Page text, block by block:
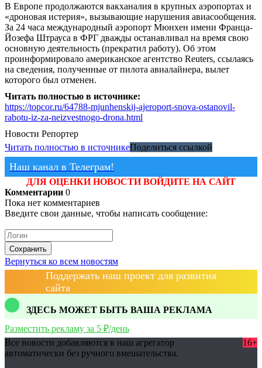
В Европе продолжаются вакханалия в крупных аэропортах и
«дроновая истерия», вызывающие нарушения авиасообщения.
За 24 часа международный аэропорт Мюнхен имени Франца-
Йозефа Штрауса в ФРГ дважды останавливал на время свою
основную деятельность (прекратил работу). Об этом
проинформировало американское агентство Reuters, ссылаясь
на сведения, полученные от пилота авиалайнера, вылет
которого был отменен.
Читать полностью в источнике:
https://topcor.ru/64788-mjunhenskij-ajeroport-snova-ostanovil-
rabotu-iz-za-neizvestnogo-drona.html
Новости Репортер
Читать полностью в источникеПоделиться ссылкой
Наш канал в Телеграм!
ДЛЯ ОЦЕНКИ НОВОСТИ ВОЙДИТЕ НА САЙТ
Комментарии 0
Пока нет комментариев
Введите свои данные, чтобы написать сообщение:
Сохранить
Вернуться ко всем новостям
Поддержать наш проект для развития
сайта
ЗДЕСЬ МОЖЕТ БЫТЬ ВАША РЕКЛАМА
Разместить рекламу за 5 ₽/день
Все новости добавляются в наш агрегатор
автоматически без ручного вмешательства.
16+